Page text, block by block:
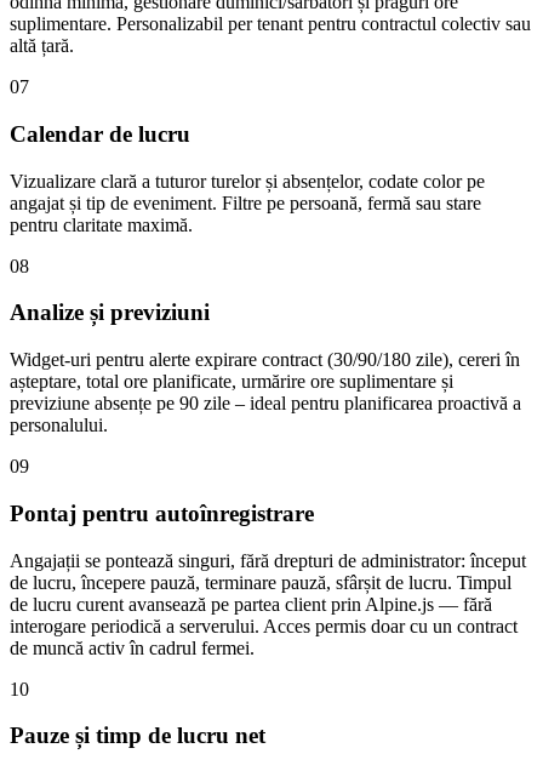
suplimentare. Personalizabil per tenant pentru contractul colectiv sau
altă țară.
07
Calendar de lucru
Vizualizare clară a tuturor turelor și absențelor, codate color pe
angajat și tip de eveniment. Filtre pe persoană, fermă sau stare
pentru claritate maximă.
08
Analize și previziuni
Widget-uri pentru alerte expirare contract (30/90/180 zile), cereri în
așteptare, total ore planificate, urmărire ore suplimentare și
previziune absențe pe 90 zile – ideal pentru planificarea proactivă a
personalului.
09
Pontaj pentru autoînregistrare
Angajații se pontează singuri, fără drepturi de administrator: început
de lucru, începere pauză, terminare pauză, sfârșit de lucru. Timpul
de lucru curent avansează pe partea client prin Alpine.js — fără
interogare periodică a serverului. Acces permis doar cu un contract
de muncă activ în cadrul fermei.
10
Pauze și timp de lucru net